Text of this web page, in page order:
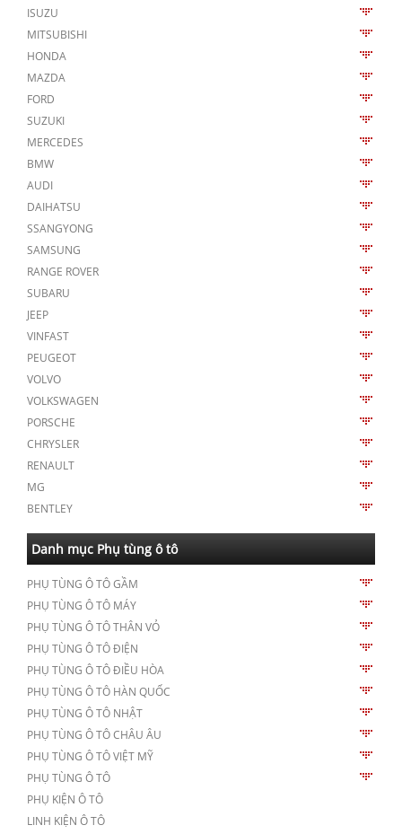
ISUZU
MITSUBISHI
HONDA
MAZDA
FORD
SUZUKI
MERCEDES
BMW
AUDI
DAIHATSU
SSANGYONG
SAMSUNG
RANGE ROVER
SUBARU
JEEP
VINFAST
PEUGEOT
VOLVO
VOLKSWAGEN
PORSCHE
CHRYSLER
RENAULT
MG
BENTLEY
Danh mục Phụ tùng ô tô
PHỤ TÙNG Ô TÔ GẦM
PHỤ TÙNG Ô TÔ MÁY
PHỤ TÙNG Ô TÔ THÂN VỎ
PHỤ TÙNG Ô TÔ ĐIỆN
PHỤ TÙNG Ô TÔ ĐIỀU HÒA
PHỤ TÙNG Ô TÔ HÀN QUỐC
PHỤ TÙNG Ô TÔ NHẬT
PHỤ TÙNG Ô TÔ CHÂU ÂU
PHỤ TÙNG Ô TÔ VIỆT MỸ
PHỤ TÙNG Ô TÔ
PHỤ KIỆN Ô TÔ
LINH KIỆN Ô TÔ